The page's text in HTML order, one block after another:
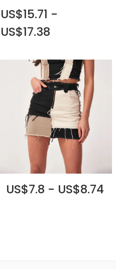
US$15.71 -
US$17.38
US$7.8 - US$8.74